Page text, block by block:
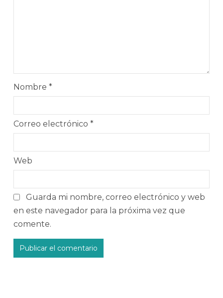
Nombre *
Correo electrónico *
Web
Guarda mi nombre, correo electrónico y web
en este navegador para la próxima vez que
comente.